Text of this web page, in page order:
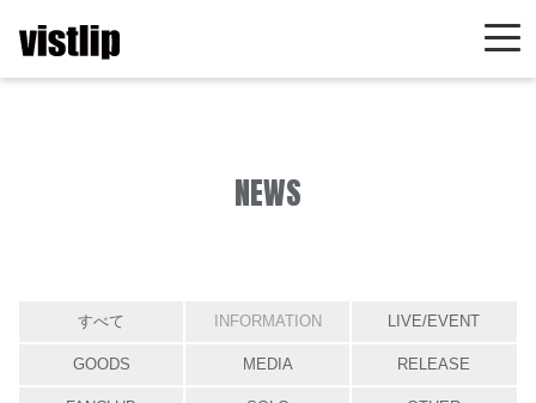
NEWS
すべて INFORMATION LIVE/EVENT
GOODS MEDIA RELEASE